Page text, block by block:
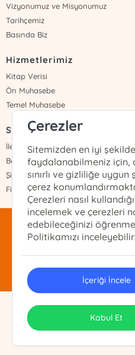
Vizyonumuz ve Misyonumuz
Tarihçemiz
Basında Biz
Hizmetlerimiz
Kitap Verisi
Ön Muhasebe
Temel Muhasebe
Sayfalar
İletişim
Banka Hesapları
Şifremi Unuttum
Fiyat Listesi
(212)-
Demo Ticaret
Tasarım &
Çerezler
Sitemizden en iyi şekilde
faydalanabilmeniz için,
sınırlı ve gizliliğe uygun
çerez
Çerezleri nasıl
incelemek ve çerezleri
edebileceğinizi
Politikamızı
İçeriği İncele
Kabul Et